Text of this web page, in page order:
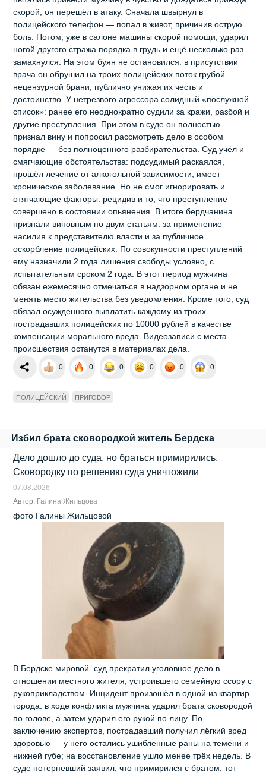
скорой, он перешёл в атаку. Сначала швырнул в
полицейского телефон — попал в живот, причинив острую
боль. Потом, уже в салоне машины скорой помощи, ударил
ногой другого стража порядка в грудь и ещё несколько раз
замахнулся. На этом буян не остановился: в присутствии
врача он обрушил на троих полицейских поток грубой
нецензурной брани, публично унижая их честь и
достоинство. У нетрезвого агрессора солидный «послужной
список»: ранее его неоднократно судили за кражи, разбой и
другие преступления. При этом в суде он полностью
признал вину и попросил рассмотреть дело в особом
порядке — без полноценного разбирательства. Суд учёл и
смягчающие обстоятельства: подсудимый раскаялся,
прошёл лечение от алкогольной зависимости, имеет
хроническое заболевание. Но не смог игнорировать и
отягчающие факторы: рецидив и то, что преступление
совершено в состоянии опьянения. В итоге бердчанина
признали виновным по двум статьям: за применение
насилия к представителю власти и за публичное
оскорбление полицейских. По совокупности преступлений
ему назначили 2 года лишения свободы условно, с
испытательным сроком 2 года. В этот период мужчина
обязан ежемесячно отмечаться в надзорном органе и не
менять место жительства без уведомления. Кроме того, суд
обязал осужденного выплатить каждому из троих
пострадавших полицейских по 10000 рублей в качестве
компенсации морального вреда. Видеозаписи с места
происшествия останутся в материалах дела.
0 0 0 0 0 0
ПОЛИЦЕЙСКИЙ ПРИГОВОР
Избил брата сковородкой житель Бердска
Дело дошло до суда, но браться примирились.
Сковородку по решению суда уничтожили
07.08.2026
Автор: Галина Жильцова
фото Галины Жильцовой
В Бердске мировой суд прекратил уголовное дело в
отношении местного жителя, устроившего семейную ссору с
рукоприкладством. Инцидент произошёл в одной из квартир
города: в ходе конфликта мужчина ударил брата сковородой
по голове, а затем ударил его рукой по лицу. По
заключению экспертов, пострадавший получил лёгкий вред
здоровью — у него остались ушибленные раны на темени и
нижней губе; на восстановление ушло менее трёх недель. В
суде потерпевший заявил, что примирился с братом: тот